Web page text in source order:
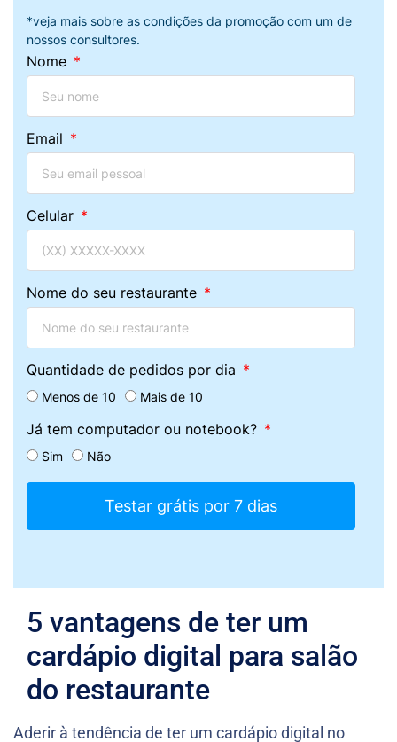
*veja mais sobre as condições da promoção com um de
nossos consultores.
Nome
Email
Celular
Nome do seu restaurante
Quantidade de pedidos por dia
Menos de 10 Mais de 10
Já tem computador ou notebook?
Sim Não
Testar grátis por 7 dias
5 vantagens de ter um
cardápio digital para salão
do restaurante
Aderir à tendência de ter um cardápio digital no